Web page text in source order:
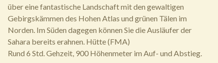
über eine fantastische Landschaft mit den gewaltigen
Gebirgskämmen des Hohen Atlas und grünen Tälen im
Norden. Im Süden dagegen können Sie die Ausläufer der
Sahara bereits erahnen. Hütte (FMA)
Rund 6 Std. Gehzeit, 900 Höhenmeter im Auf- und Abstieg.